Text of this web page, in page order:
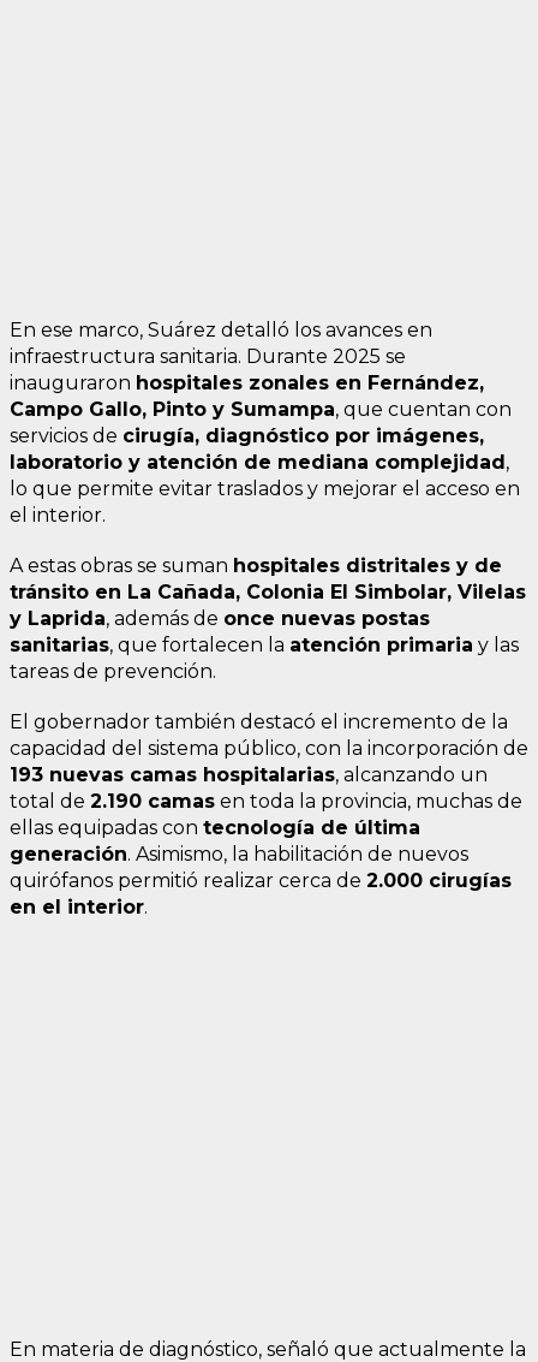
En ese marco, Suárez detalló los avances en
infraestructura sanitaria. Durante 2025 se
inauguraron hospitales zonales en Fernández,
Campo Gallo, Pinto y Sumampa, que cuentan con
servicios de cirugía, diagnóstico por imágenes,
laboratorio y atención de mediana complejidad,
lo que permite evitar traslados y mejorar el acceso en
el interior.
A estas obras se suman hospitales distritales y de
tránsito en La Cañada, Colonia El Simbolar, Vilelas
y Laprida, además de once nuevas postas
sanitarias, que fortalecen la atención primaria y las
tareas de prevención.
El gobernador también destacó el incremento de la
capacidad del sistema público, con la incorporación de
193 nuevas camas hospitalarias, alcanzando un
total de 2.190 camas en toda la provincia, muchas de
ellas equipadas con tecnología de última
generación. Asimismo, la habilitación de nuevos
quirófanos permitió realizar cerca de 2.000 cirugías
en el interior.
En materia de diagnóstico, señaló que actualmente la